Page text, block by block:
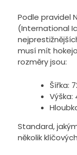
Podle pravidel
(International
musí mít
rozměry jsou:
Šířka:
Výška:
Standard,
několik